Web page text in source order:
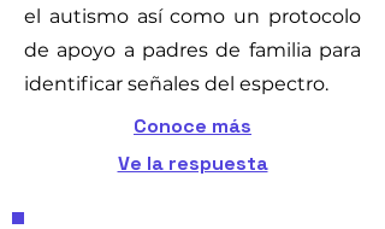
el autismo así como un protocolo
de apoyo a padres de familia para
identificar señales del espectro.
Conoce más
Ve la respuesta